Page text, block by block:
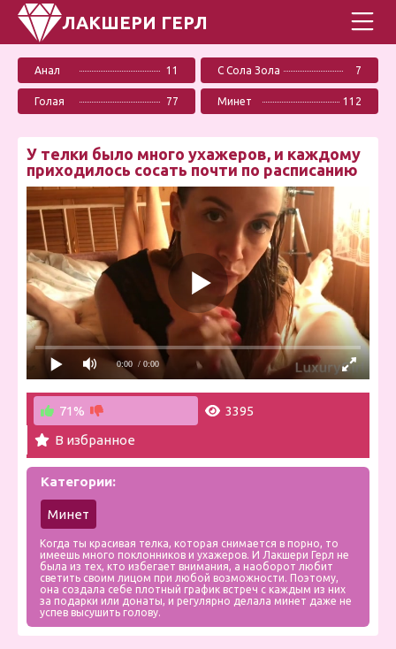
ЛАКШЕРИ ГЕРЛ
Анал 11 С Сола Зола 7
Голая 77 Минет 112
У телки было много ухажеров, и каждому
приходилось сосать почти по расписанию
0:00 / 0:00
71%
3395
В избранное
Категории:
Минет
Когда ты красивая телка, которая снимается в порно, то
имеешь много поклонников и ухажеров. И Лакшери Герл не
была из тех, кто избегает внимания, а наоборот любит
светить своим лицом при любой возможности. Поэтому,
она создала себе плотный график встреч с каждым из них
за подарки или донаты, и регулярно делала минет даже не
успев высушить голову.